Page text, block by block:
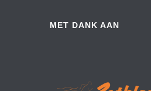
MET DANK AAN